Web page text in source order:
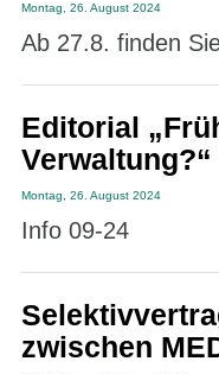
Montag, 26. August 2024
Ab 27.8. finden
Editorial
Verwaltung?“
Montag, 26. August 2024
Info 09-24
zwischen